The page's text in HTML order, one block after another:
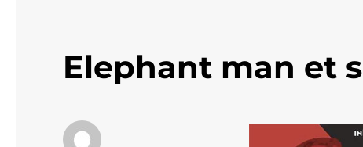
Elephant man et